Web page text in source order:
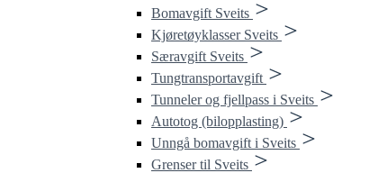
Bomavgift Sveits
Kjøretøyklasser Sveits
Særavgift Sveits
Tungtransportavgift
Tunneler og fjellpass i Sveits
Autotog (bilopplasting)
Unngå bomavgift i Sveits
Grenser til Sveits